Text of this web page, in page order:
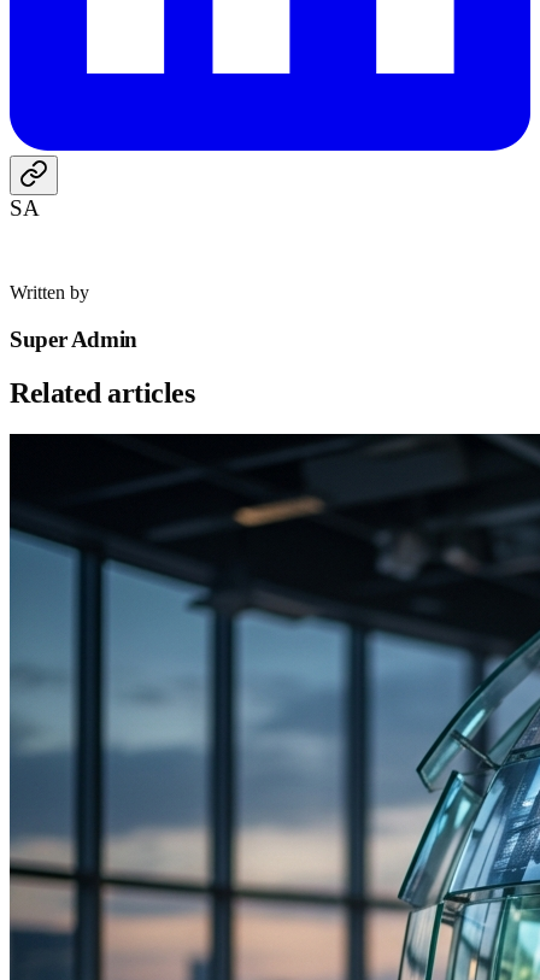
SA
Written by
Super Admin
Related articles